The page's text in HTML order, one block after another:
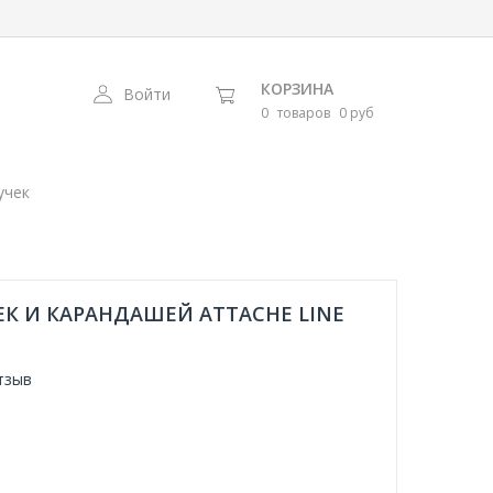
Войти КОРЗИНА
0 товаров 0 руб
И КАРАНДАШЕЙ ATTACHE LINE